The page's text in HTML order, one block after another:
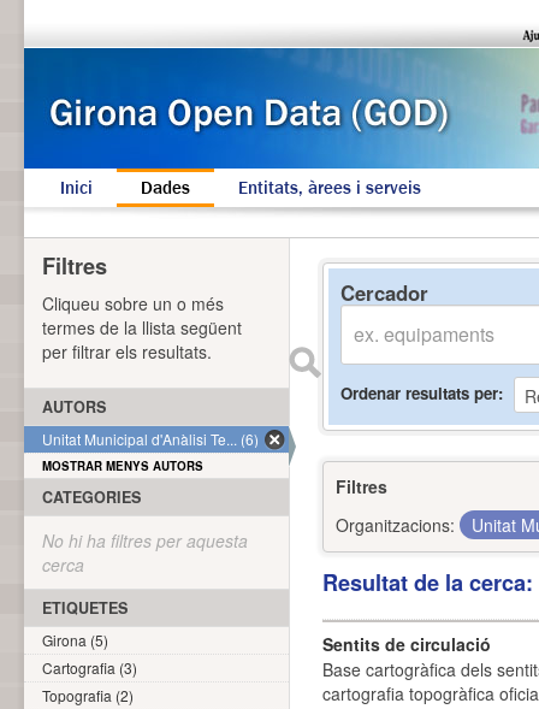
Inici Dades Entitats, àrees i serveis
Cercador
Ordenar resultats per
Filtres
Organitzacions:
Unitat
Resultat de la
Sentits de circulació
Base cartogràfica dels
cartografia topogràfica
Filtres
Cliqueu sobre un o més
termes de la llista següent
per filtrar els resultats.
AUTORS
Unitat Municipal d'Anàlisi Te... (6)
MOSTRAR MENYS AUTORS
CATEGORIES
No hi ha filtres per aquesta
cerca
ETIQUETES
Girona (5)
Cartografia (3)
Topografia (2)